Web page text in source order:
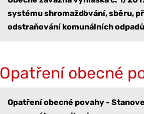
systému shromažďování, sběru,
odstraňování komunálních odpadů
Opatření obecné
Opatření obecné povahy -